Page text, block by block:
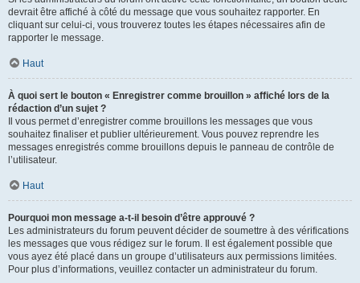
devrait être affiché à côté du message que vous souhaitez rapporter. En
cliquant sur celui-ci, vous trouverez toutes les étapes nécessaires afin de
rapporter le message.
Haut
À quoi sert le bouton « Enregistrer comme brouillon » affiché lors de la
rédaction d’un sujet ?
Il vous permet d’enregistrer comme brouillons les messages que vous
souhaitez finaliser et publier ultérieurement. Vous pouvez reprendre les
messages enregistrés comme brouillons depuis le panneau de contrôle de
l’utilisateur.
Haut
Pourquoi mon message a-t-il besoin d’être approuvé ?
Les administrateurs du forum peuvent décider de soumettre à des vérifications
les messages que vous rédigez sur le forum. Il est également possible que
vous ayez été placé dans un groupe d’utilisateurs aux permissions limitées.
Pour plus d’informations, veuillez contacter un administrateur du forum.